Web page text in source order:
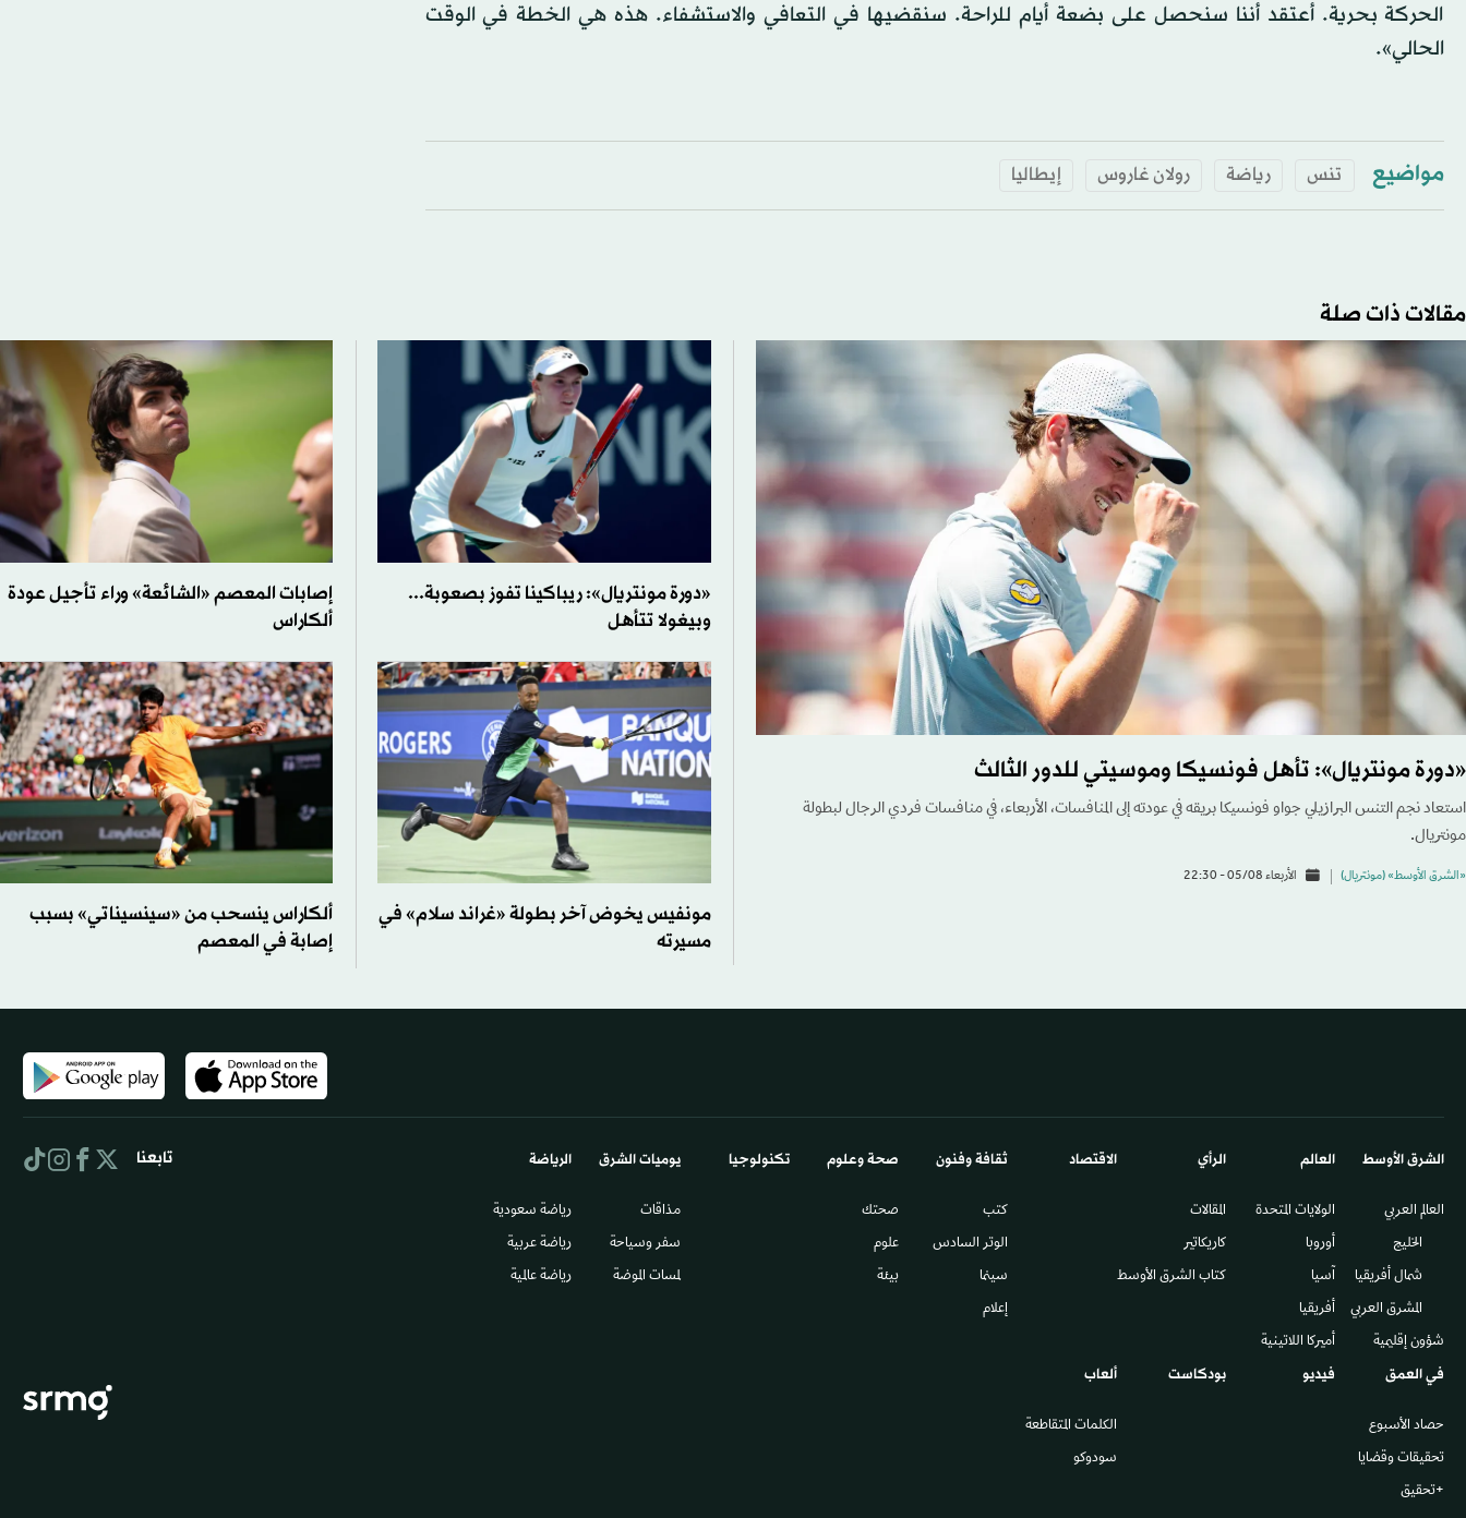
الحركة بحرية. أعتقد أننا سنحصل على ​بضعة أيام ​للراحة. سنقضيها في التعافي والاستشفاء. هذه هي الخطة في الوقت
الحالي».
مواضيع تنس رياضة رولان غاروس إيطاليا
مقالات ذات صلة
«دورة مونتريال»: تأهل فونسيكا وموسيتي للدور الثالث
استعاد نجم التنس البرازيلي جواو فونسيكا بريقه في عودته إلى المنافسات، الأربعاء، في منافسات فردي الرجال لبطولة
مونتريال.
«الشرق الأوسط» (مونتريال) الأربعاء 05/08 - 22:30
«دورة مونتريال»: ريباكينا تفوز بصعوبة...
وبيغولا تتأهل
إصابات المعصم «الشائعة» وراء تأجيل عودة
ألكاراس
مونفيس يخوض آخر بطولة «غراند سلام» في
مسيرته
ألكاراس ينسحب من «سينسيناتي» بسبب
إصابة في المعصم
الشرق الأوسط​
العالم العربي
الخليج
شمال أفريقيا
المشرق العربي
شؤون إقليمية
العالم
الولايات المتحدة
أوروبا
آسيا
أفريقيا
أميركا اللاتينية
الرأي
المقالات
كاريكاتير
كتاب الشرق الأوسط
الاقتصاد ثقافة وفنون
كتب
الوتر السادس​
سينما
إعلام
صحة وعلوم
صحتك
علوم
بيئة
تكنولوجيا يوميات الشرق​
مذاقات
سفر وسياحة
لمسات الموضة
الرياضة
رياضة سعودية
رياضة عربية
رياضة عالمية
في العمق
حصاد الأسبوع
تحقيقات وقضايا
+تحقيق
فيديو بودكاست ألعاب
الكلمات المتقاطعة
سودوكو
تابعنا